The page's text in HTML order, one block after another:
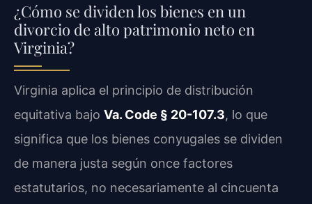
¿Cómo se dividen los bienes en un
divorcio de alto patrimonio neto en
Virginia?
Virginia aplica el principio de distribución
equitativa bajo Va. Code § 20-107.3, lo que
significa que los bienes conyugales se dividen
de manera justa según once factores
estatutarios, no necesariamente al cincuenta